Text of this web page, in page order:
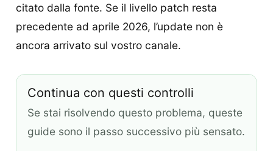
citato dalla fonte. Se il livello patch resta
precedente ad aprile 2026, l’update non è
ancora arrivato sul vostro canale.
Continua con questi controlli
Se stai risolvendo questo problema, queste
guide sono il passo successivo più sensato.